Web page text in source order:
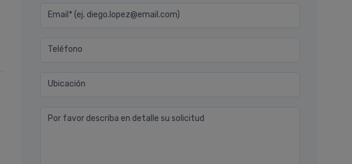
Email* (ej. diego.lopez@email.com)
Teléfono
Ubicación
Por favor describa en detalle su solicitud